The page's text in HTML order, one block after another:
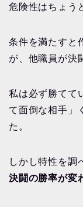
危険性はちょう
条件を満たすと
が、他職員が決
私は必ず勝てて
て面倒な相手」
た。
しかし特性を調
決闘の勝率が変